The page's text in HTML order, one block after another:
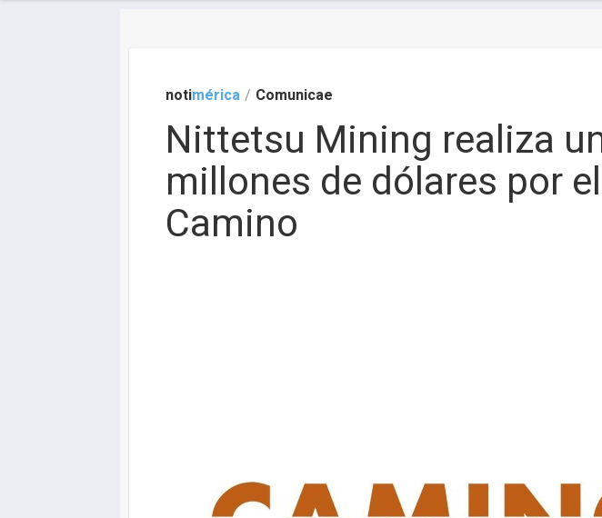
notimérica / Comunicae
Nittetsu Mining realiza
millones de dólares por
Camino